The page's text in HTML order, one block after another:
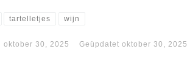
tartelletjes wijn
oktober 30, 2025 Geüpdatet oktober 30, 2025